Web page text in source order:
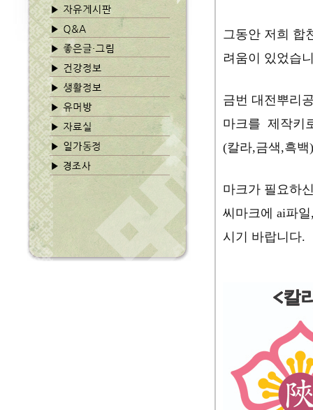
그동안 저희 합
려움이 있었습
금번 대전뿌리
마크를 제작키
(칼라,금색,흑
마크가 필요하
씨마크에 ai파
시기 바랍니다.